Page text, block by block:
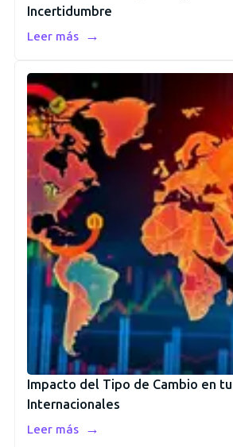
Incertidumbre
Leer más →
Impacto del Tipo de Cambio en
Internacionales
Leer más →